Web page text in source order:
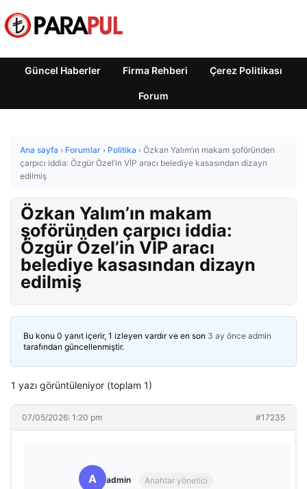
Güncel Haberler Firma Rehberi Çerez Politikası
Forum
Ana sayfa › Forumlar › Politika › Özkan Yalım’ın makam şoföründen
çarpıcı iddia: Özgür Özel’in VİP aracı belediye kasasından dizayn
edilmiş
Özkan Yalım’ın makam
şoföründen çarpıcı iddia:
Özgür Özel’in VİP aracı
belediye kasasından dizayn
edilmiş
Bu konu 0 yanıt içerir, 1 izleyen vardır ve en son 3 ay önce admin
tarafından güncellenmiştir.
1 yazı görüntüleniyor (toplam 1)
07/05/2026: 1:20 pm #17235
A admin Anahtar yönetici